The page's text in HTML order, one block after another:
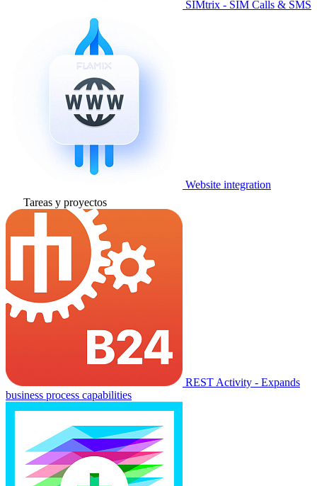
SIMtrix - SIM Calls & SMS
Website integration
Tareas y proyectos
REST Activity - Expands
business process capabilities